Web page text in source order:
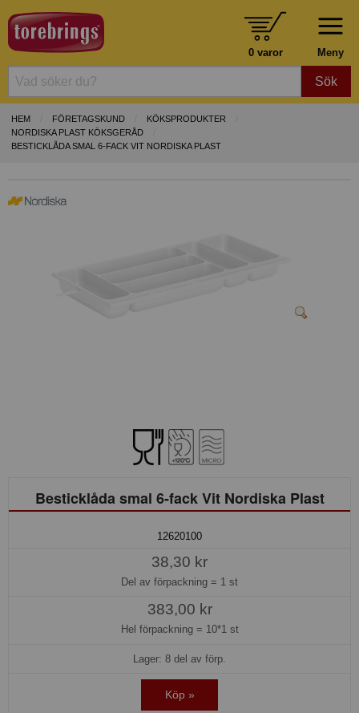
Meny
0 varor
Sök
HEM FÖRETAGSKUND
KÖKSPRODUKTER
NORDISKA PLAST KÖKSGERÅD
BESTICKLÅDA SMAL 6-FACK VIT NORDISKA PLAST
Besticklåda smal 6-fack Vit Nordiska Plast
12620100
38,30 kr
Del av förpackning = 1 st
383,00 kr
Hel förpackning = 10*1 st
Lager: 8 del av förp.
Köp »